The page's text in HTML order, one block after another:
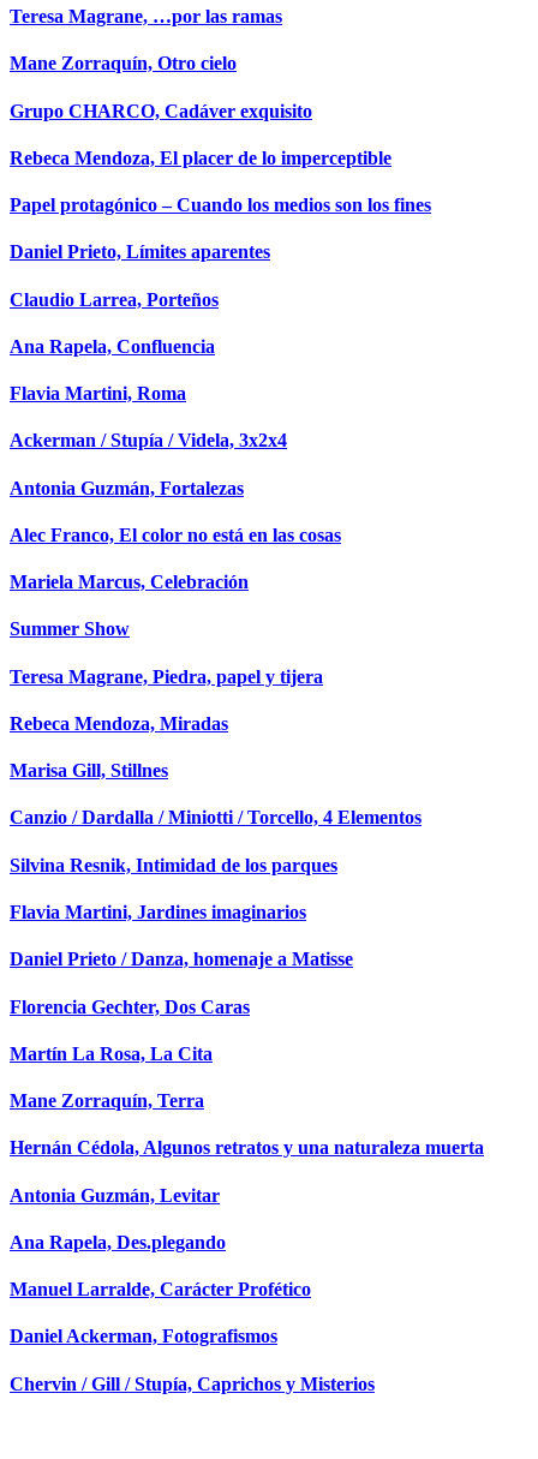
Teresa Magrane, …por las ramas
Mane Zorraquín, Otro cielo
Grupo CHARCO, Cadáver exquisito
Rebeca Mendoza, El placer de lo imperceptible
Papel protagónico – Cuando los medios son los fines
Daniel Prieto, Límites aparentes
Claudio Larrea, Porteños
Ana Rapela, Confluencia
Flavia Martini, Roma
Ackerman / Stupía / Videla, 3x2x4
Antonia Guzmán, Fortalezas
Alec Franco, El color no está en las cosas
Mariela Marcus, Celebración
Summer Show
Teresa Magrane, Piedra, papel y tijera
Rebeca Mendoza, Miradas
Marisa Gill, Stillnes
Canzio / Dardalla / Miniotti / Torcello, 4 Elementos
Silvina Resnik, Intimidad de los parques
Flavia Martini, Jardines imaginarios
Daniel Prieto / Danza, homenaje a Matisse
Florencia Gechter, Dos Caras
Martín La Rosa, La Cita
Mane Zorraquín, Terra
Hernán Cédola, Algunos retratos y una naturaleza muerta
Antonia Guzmán, Levitar
Ana Rapela, Des.plegando
Manuel Larralde, Carácter Profético
Daniel Ackerman, Fotografismos
Chervin / Gill / Stupía, Caprichos y Misterios